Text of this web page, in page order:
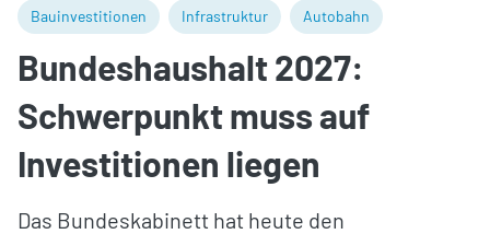
Bauinvestitionen Infrastruktur Autobahn
Bundeshaushalt 2027:
Schwerpunkt muss auf
Investitionen liegen
Das Bundeskabinett hat heute den